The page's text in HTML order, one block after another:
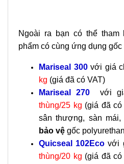
Ngoài ra bạn có thể tham
phẩm có cùng ứng dụng
Mariseal 300với giá
kg (giá đã có VAT)
Mariseal 270
với
thùng/25 kg (giá đã
sân thượng, sàn mái,
bảo vệ gốc
Quicseal 102Eco với
thùng/20 kg (giá đã có